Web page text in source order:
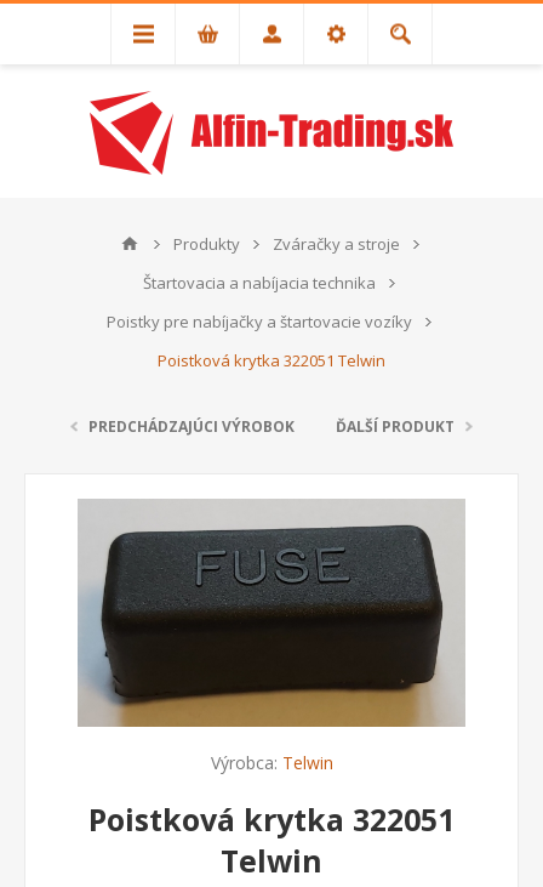
Produkty
Zváračky a stroje
Štartovacia a nabíjacia technika
Poistky pre nabíjačky a štartovacie vozíky
Poistková krytka 322051 Telwin
PREDCHÁDZAJÚCI VÝROBOK ĎALŠÍ PRODUKT
Výrobca: Telwin
Poistková krytka 322051
Telwin